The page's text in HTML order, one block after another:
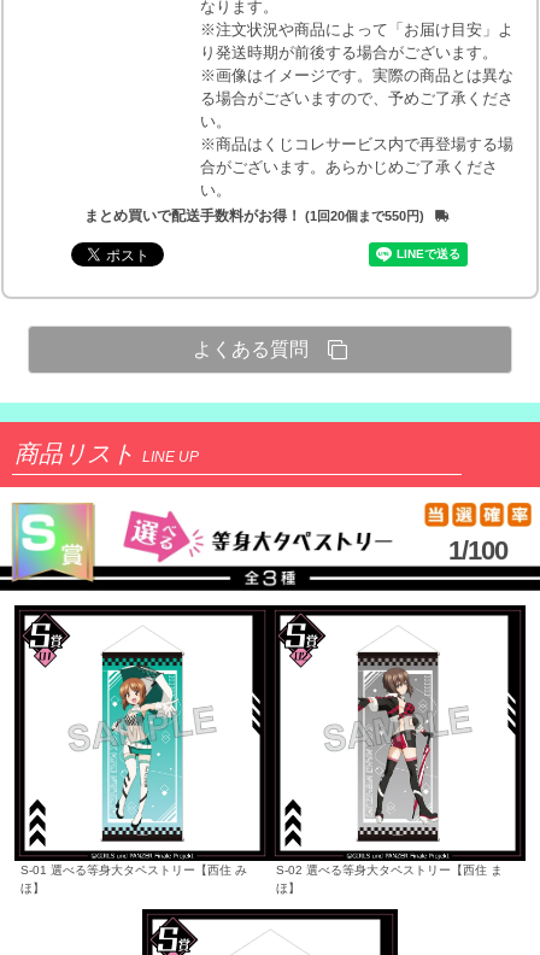
なります。
※注文状況や商品によって「お届け目安」よ
り発送時期が前後する場合がございます。
※画像はイメージです。実際の商品とは異な
る場合がございますので、予めご了承くださ
い。
※商品はくじコレサービス内で再登場する場
合がございます。あらかじめご了承くださ
い。
まとめ買いで配送手数料がお得！ (1回20個まで550円)
よくある質問
商品リスト LINE UP
1/100
S-01 選べる等身大タペストリー【西住 み
ほ】
S-02 選べる等身大タペストリー【西住 ま
ほ】